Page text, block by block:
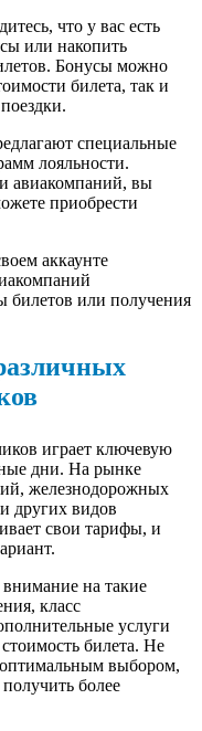
что у вас есть
или накопить
Бонусы можно
билета, так и
специальные
лояльности.
авиакомпаний, вы
приобрести
аккаунте
билетов или получения
играет ключевую
дни. На рынке
железнодорожных
других видов
свои тарифы, и
на такие
класс
услуги
билета. Не
оптимальным выбором,
более